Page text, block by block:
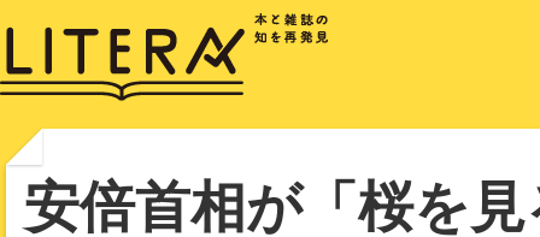
安倍首相が「桜を